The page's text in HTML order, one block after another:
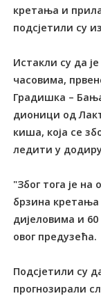
кретања и
подсјетили су
Истакли су да
часовима,
Градишка –
дионици од
киша, која се
ледити у
"Због тога је
брзина
дијеловима и
овог предузећа.
Подсјетили су
прогнозирали